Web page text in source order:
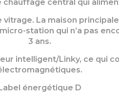
chauffage central qui
La maison
station qui n’a pas
3 ans.
intelligent/Linky, ce qui
énergétique D